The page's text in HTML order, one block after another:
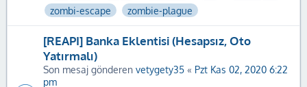
zombi-escape
zombie-plague
[REAPI] Banka Eklentisi (Hesapsız, Oto
Yatırmalı)
Son mesaj gönderen vetygety35 « Pzt Kas 02, 2020 6:22
pm